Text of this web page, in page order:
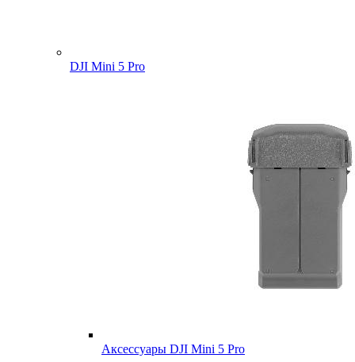
DJI Mini 5 Pro
Аксессуары DJI Mini 5 Pro